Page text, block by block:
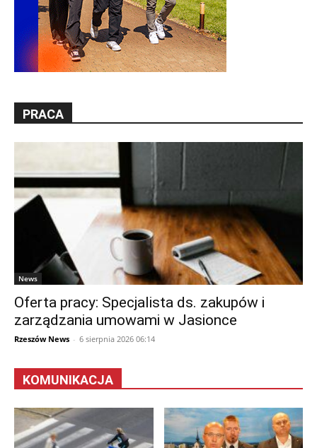
PRACA
News
Oferta pracy: Specjalista ds. zakupów i
zarządzania umowami w Jasionce
Rzeszów News - 6 sierpnia 2026 06:14
KOMUNIKACJA